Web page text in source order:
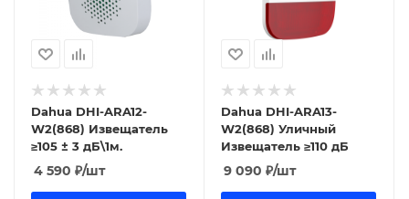
Dahua DHI-ARA12-
W2(868) Извещатель
≥105 ± 3 дБ\1м.
4 590 ₽/шт
Dahua DHI-ARA13-
W2(868) Уличный
Извещатель ≥110 дБ
9 090 ₽/шт